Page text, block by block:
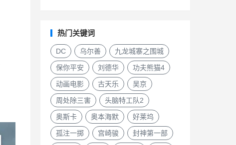
热门关键词
DC 乌尔善 九龙城寨之围城
保你平安 刘德华 功夫熊猫4
动画电影 古天乐 吴京
周处除三害 头脑特工队2
奥斯卡 奥本海默 好莱坞
孤注一掷 宫崎骏 封神第一部